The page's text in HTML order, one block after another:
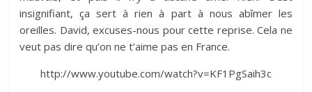
insignifiant, ça sert à rien à part à nous abîmer les
oreilles. David, excuses-nous pour cette reprise. Cela ne
veut pas dire qu’on ne t’aime pas en France.
http://www.youtube.com/watch?v=KF1PgSaih3c